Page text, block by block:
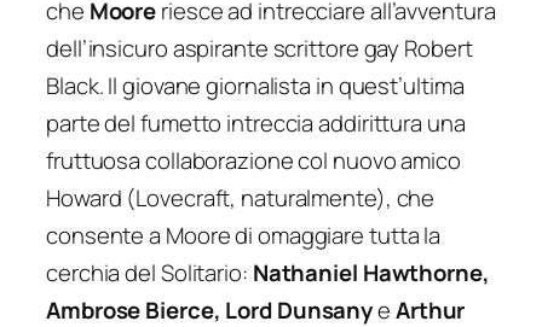
che Mooreriesce ad intrecciare all’avventura
dell’insicuro aspirante scrittore gay Robert
Black. Il giovane giornalista in quest’ultima
parte del fumetto intreccia addirittura una
fruttuosa collaborazione col nuovo amico
Howard (Lovecraft, naturalmente), che
consente a Moore di omaggiare tutta la
cerchia del Solitario: Nathaniel Hawthorne,
Ambrose Bierce, Lord DunsanyeArthur